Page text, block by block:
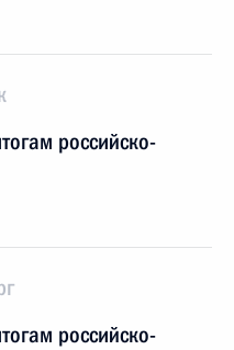
российско-
российско-